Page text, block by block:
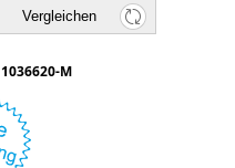
Vergleichen
1036620-M